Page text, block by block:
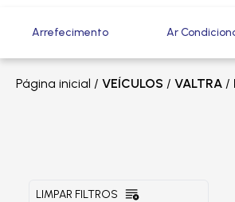
Arrefecimento Ar
Página inicial / VEÍCULOS / VALTRA /
LIMPAR FILTROS